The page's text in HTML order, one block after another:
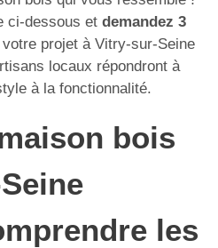
ci-dessous et demandez 3
votre projet à Vitry-sur-Seine
locaux répondront à
à la fonctionnalité.
bois
les